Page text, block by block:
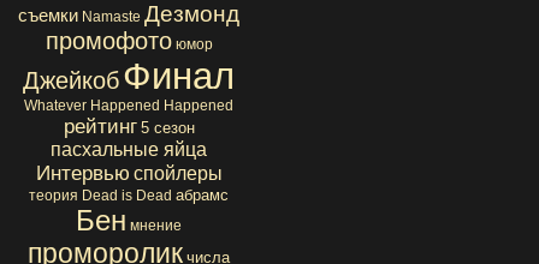
съемки Namaste Дезмонд
промофото юмор
ДжейкобФинал
Whatever Happened Happened
рейтинг 5 сезон
пасхальные яйца
Интервью спойлеры
теория Dead is Dead абрамс
Бен мнение
проморолик числа